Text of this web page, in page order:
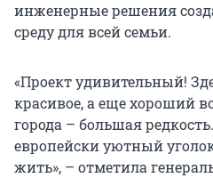
инженерные решения
среду для всей семьи.
«Проект удивительный!
красивое, а еще хороший
города – большая
европейски уютный
жить», – отметила